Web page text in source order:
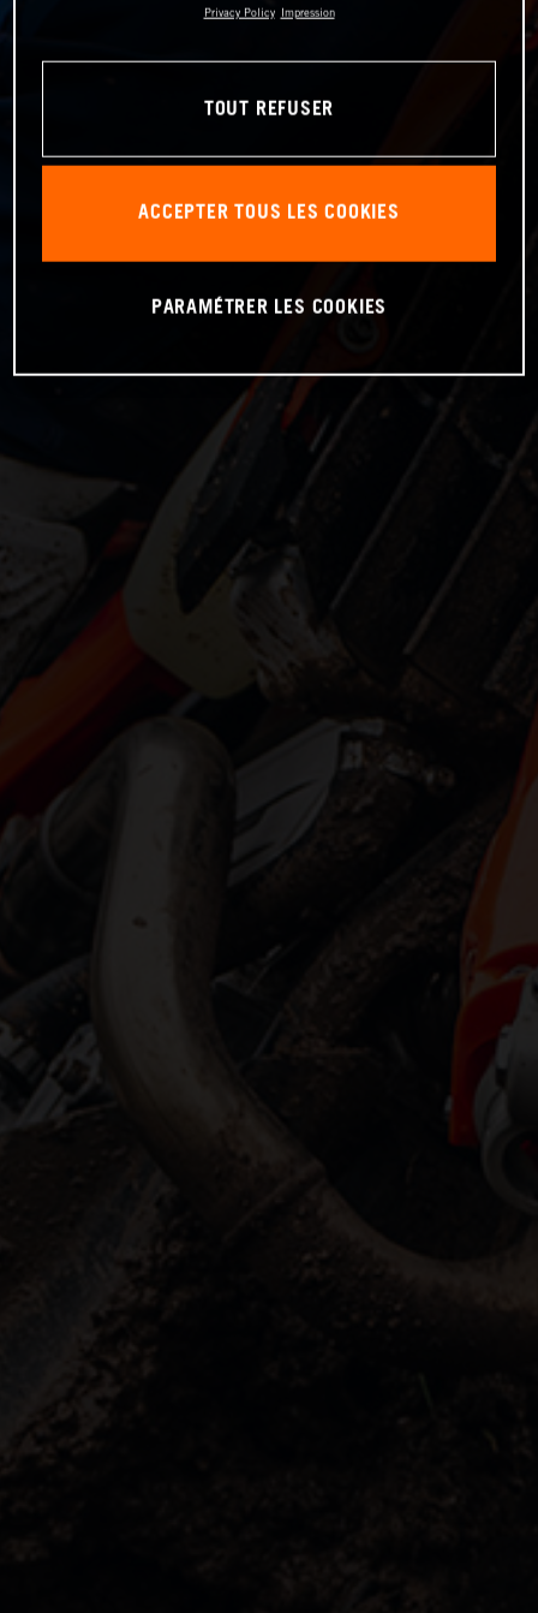
Privacy Policy Impression
TOUT REFUSER
ACCEPTER TOUS LES COOKIES
PARAMÉTRER LES COOKIES